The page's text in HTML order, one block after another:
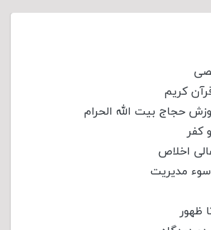
کریم
حجاج بیت الله الحرام
کفر
اخلاص
مدیریت
ظهور